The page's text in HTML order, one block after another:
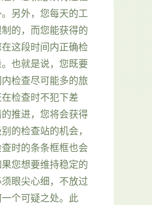
另外，您每天的工
的，而您能获得的
这段时间内正确检
也就是说，您既要
检查尽可能多的旅
检查时不犯下差
推进，您将会获得
的检查站的机会，
时的条条框框也会
您想要维持稳定的
眼尖心细，不放过
个可疑之处。此